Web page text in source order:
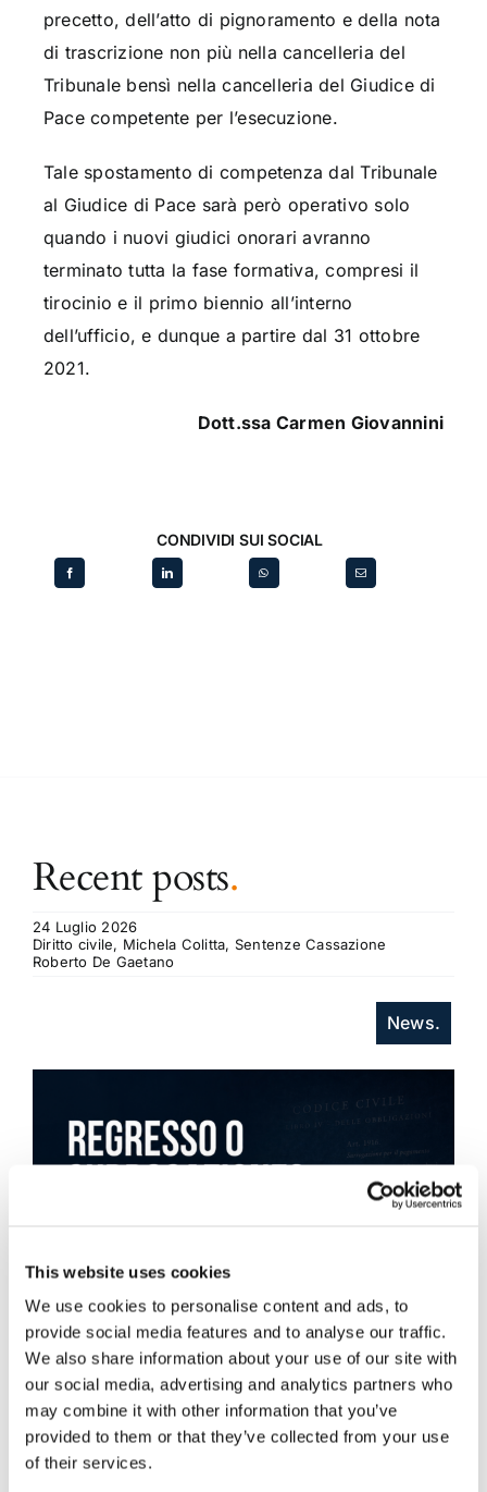
This website uses cookies
We use cookies to personalise content and ads, to
provide social media features and to analyse our traffic.
We also share information about your use of our site with
our social media, advertising and analytics partners who
may combine it with other information that you’ve
provided to them or that they’ve collected from your use
of their services.
precetto, dell’atto di pignoramento e della nota
di trascrizione non più nella cancelleria del
Tribunale bensì nella cancelleria del Giudice di
Pace competente per l’esecuzione.
Tale spostamento di competenza dal Tribunale
al Giudice di Pace sarà però operativo solo
quando i nuovi giudici onorari avranno
terminato tutta la fase formativa, compresi il
tirocinio e il primo biennio all’interno
dell’ufficio, e dunque a partire dal 31 ottobre
2021.
Dott.ssa Carmen Giovannini
CONDIVIDI SUI SOCIAL
Recent posts.
24 Luglio 2026
Diritto civile, Michela Colitta, Sentenze Cassazione
Roberto De Gaetano
News.